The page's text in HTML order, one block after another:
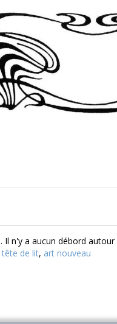
Il n'y a aucun débord
tête de lit, art nouveau